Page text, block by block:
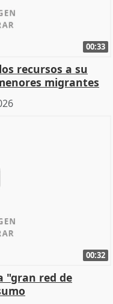
00:33
recursos a su
migrantes
00:32
"gran red de